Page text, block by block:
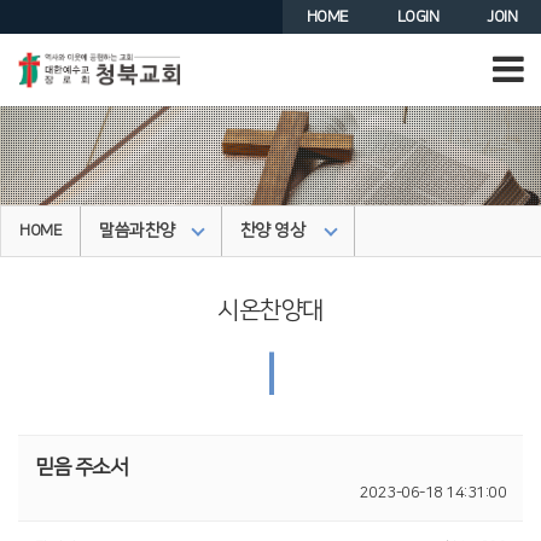
JOIN
LOGIN
HOME
HOME 말씀과찬양 찬양 영상
시온찬양대
믿음 주소서
2023-06-18 14:31:00